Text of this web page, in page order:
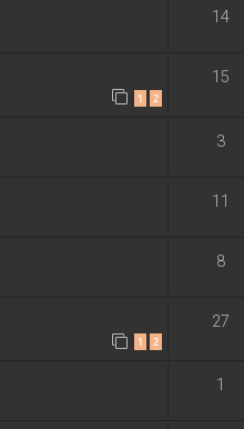
14
1 2
15
3
11
8
1 2
27
1